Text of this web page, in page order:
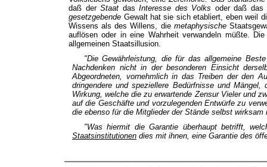
daß derStaat dasInteresse des Volks oder daß das
gesetzgebende Gewalt hat sie sich etabliert, eben weil
Wissens als des Willens, die metaphysische
auflösen oder in eine Wahrheit verwandeln müßte.
allgemeinen Staatsillusion.
"Die Gewährleistung, die für das allgemeine
Nachdenken nicht in der besonderen Einsicht
Abgeordneten, vornehmlich in das Treiben der den
dringendere und speziellere Bedürfnisse und
Wirkung, welche die zu erwartende Zensur Vieler und
auf die Geschäfte und vorzulegenden Entwürfe zu
die ebenso für die Mitglieder der Stände selbst wirksam
"Was hiermit die Garantie überhaupt betrifft,
Staatsinstitutionen dies mit ihnen, eine Garantie des